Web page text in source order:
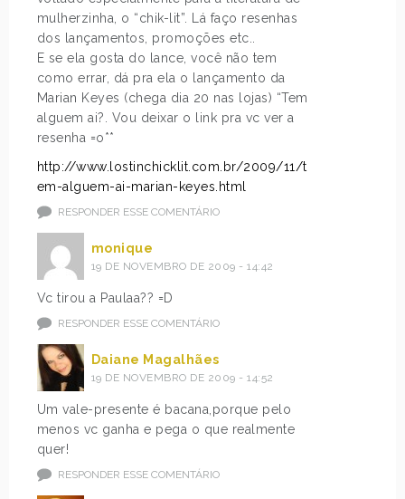
mulherzinha, o “chik-lit”. Lá faço resenhas
dos lançamentos, promoções etc..
E se ela gosta do lance, você não tem
como errar, dá pra ela o lançamento da
Marian Keyes (chega dia 20 nas lojas) “Tem
alguem ai?. Vou deixar o link pra vc ver a
resenha =o**
http://www.lostinchicklit.com.br/2009/11/t
em-alguem-ai-marian-keyes.html
RESPONDER ESSE COMENTÁRIO
monique
19 DE NOVEMBRO DE 2009 - 14:42
Vc tirou a Paulaa?? =D
RESPONDER ESSE COMENTÁRIO
Daiane Magalhães
19 DE NOVEMBRO DE 2009 - 14:52
Um vale-presente é bacana,porque pelo
menos vc ganha e pega o que realmente
quer!
RESPONDER ESSE COMENTÁRIO